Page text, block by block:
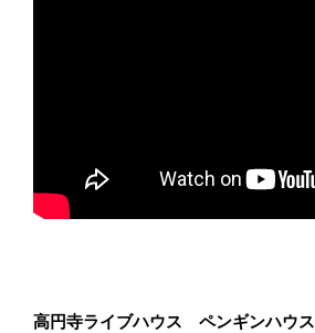
高円寺ライブハウス ペンギンハウス